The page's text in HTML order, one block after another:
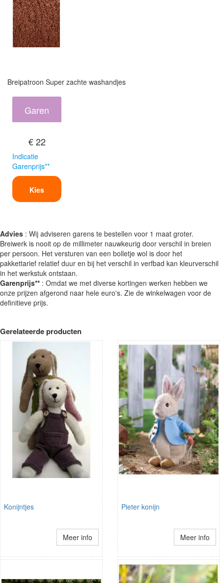
Breipatroon Super zachte washandjes
Garen
€ 22
Indicatie
Garenprijs**
Kies
Advies : Wij adviseren garens te bestellen voor 1 maat groter.
Breiwerk is nooit op de millimeter nauwkeurig door verschil in breien
per persoon. Het versturen van een bolletje wol is door het
pakkettarief relatief duur en bij het verschil in verfbad kan kleurverschil
in het werkstuk ontstaan.
Garenprijs** : Omdat we met diverse kortingen werken hebben we
onze prijzen afgerond naar hele euro's. Zie de winkelwagen voor de
definitieve prijs.
Gerelateerde producten
Konijntjes
Meer info
Pieter konijn
Meer info